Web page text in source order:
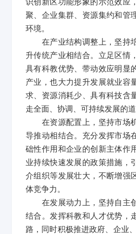
聚、企业集群、资源集约和管
环境。
在产业结构调整上，坚持
升传统产业相结合。立足区情
具有科教优势、带动效应明显
产业，也大力提升发展就业容
求、资源消耗少、具有科技含
走全面、协调、可持续发展的道
在资源配置上，坚持市场机
导推动相结合。充分发挥市场
础性作用和企业的创新主体作
业持续快速发展的政策措施，
介组织等发展壮大，不断增强
体竞争力。
在发展动力上，坚持自主
结合。发挥科教和人才优势，
路，同时积极推进政府、企业